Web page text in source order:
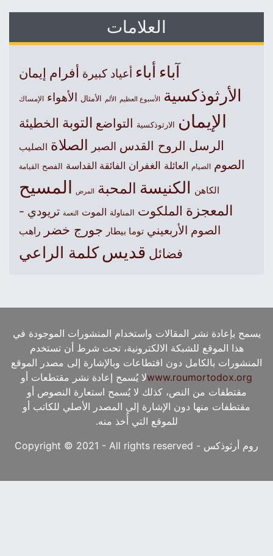
العلامات
آباءأباء أعياد كبيرة أفرام إيمان
الأرثوذكسية الأسبوع العظيم الألم الأمثال الأهواء الإمساك
الإيمان الارثوذكسية التواضع التوبة الخطيئة
الرسل الروح القدس الصبر الصلاة الصليب
الصوم الصيام العائلة الغفران الفائقة القداسة الفصح القيامة
الكاهن الكنيسةالمحبة المرض المسيح
المعجزة الملكوت المناولة الموت النعمة تريودي -
الصوم الأربعيني توما بيطار جورج خضر راهب
فضائل قديس كلمة الراعي
يسمح بإعادة نشر المقالات واستخدام المنشورات الموجودة في
هذا الموقع للشبكة الالكترونية، تحت شرط أن تستخدم
المنشورات بالكامل دون اقتطاعات وبالإشارة إلى مصدر الموقع
www.roumortodox.orgلا يُسمح إعادة نشر مقتطعات أو
مقتطفات من النص، كذلك لا يُسمح استعارة النصوص أو
مقتطفات منها دون الإشارة إلى المصدر الأصلي للكاتب أو
للموقع التي أُخذ منه.
روم أرثوذكس - Copyright © 2021 - All rights reserved